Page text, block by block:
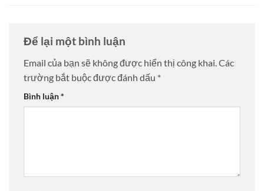
Để lại một bình luận
Email của bạn sẽ không được hiển thị công khai.Các
trường bắt buộc được đánh dấu *
Bình luận*